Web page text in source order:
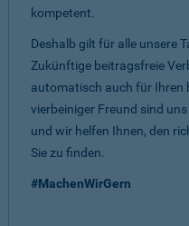
kompetent.
Deshalb gilt für alle unsere
Zukünftige beitragsfreie
automatisch auch für Ihren
vierbeiniger Freund sind
und wir helfen Ihnen, den
Sie zu finden.
#MachenWirGern